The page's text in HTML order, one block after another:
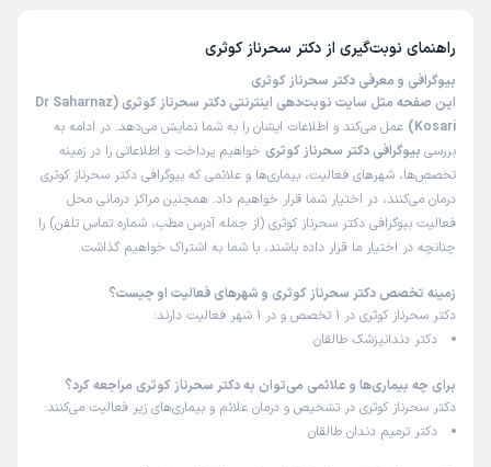
راهنمای نوبت‌گیری از دکتر سحرناز کوثری
بیوگرافی و معرفی دکتر سحرناز کوثری
این صفحه مثل سایت نوبت‌دهی اینترنتی دکتر سحرناز کوثری (Dr Saharnaz
Kosari)
عمل می‌کند و اطلاعات ایشان را به شما نمایش می‌دهد. در ادامه به
بررسی بیوگرافی دکتر سحرناز کوثری خواهیم پرداخت و اطلاعاتی را در زمینه
تخصص‌ها، شهرهای فعالیت، بیماری‌ها و علائمی که بیوگرافی دکتر سحرناز کوثری
درمان می‌کنند، در اختیار شما قرار خواهیم داد. همچنین مراکز درمانی محل
فعالیت بیوگرافی دکتر سحرناز کوثری (از جمله آدرس مطب، شماره تماس تلفن) را
چنانچه در اختیار ما قرار داده باشند، با شما به اشتراک خواهیم گذاشت.
زمینه تخصص دکتر سحرناز کوثری و شهرهای فعالیت او چیست؟
دکتر سحرناز کوثری در 1 تخصص و در 1 شهر فعالیت دارند:
دکتر دندانپزشک طالقان
برای چه بیماری‌ها و علائمی می‌توان به دکتر سحرناز کوثری مراجعه کرد؟
دکتر سحرناز کوثری در تشخیص و درمان علائم و بیماری‌های زیر فعالیت می‌کنند:
دکتر ترمیم دندان طالقان